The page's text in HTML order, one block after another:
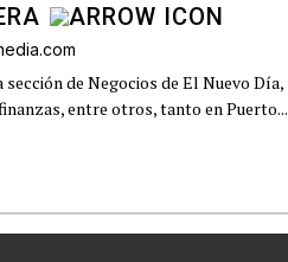
de Negocios de El Nuevo Día,
entre otros, tanto en Puerto...